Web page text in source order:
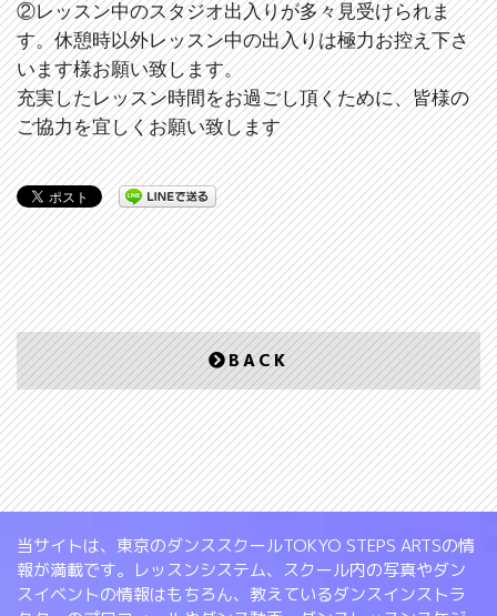
②レッスン中のスタジオ出入りが多々見受けられま
す。休憩時以外レッスン中の出入りは極力お控え下さ
います様お願い致します。
充実したレッスン時間をお過ごし頂くために、皆様の
ご協力を宜しくお願い致します
BACK
当サイトは、東京のダンススクールTOKYO STEPS ARTSの情
報が満載です。レッスンシステム、スクール内の写真やダン
スイベントの情報はもちろん、教えているダンスインストラ